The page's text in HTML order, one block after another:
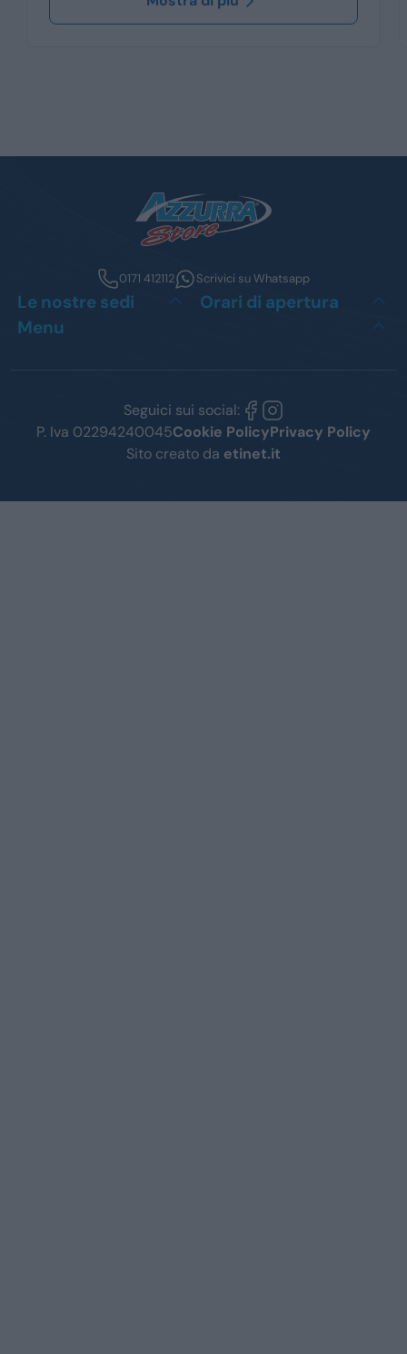
0171 412112 Scrivici su Whatsapp
Le nostre sedi
Orari di apertura
Menu
Seguici sui social:
P. Iva 02294240045Cookie PolicyPrivacy Policy
Sito creato da etinet.it